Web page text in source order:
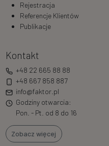
Rejestracja
Referencje Klientów
Publikacje
Kontakt
+48 22 665 88 88
+48 667 858 887
info@faktor.pl
Godziny otwarcia:
Pon. - Pt. od 8 do 16
Zobacz więcej